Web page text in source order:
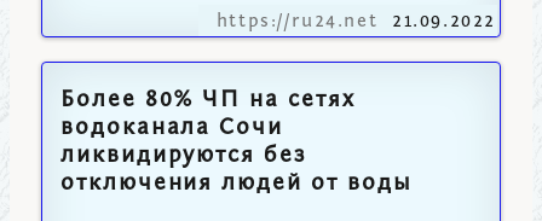
https://ru24.net 21.09.2022
Более 80% ЧП на сетях
водоканала Сочи
ликвидируются без
отключения людей от воды